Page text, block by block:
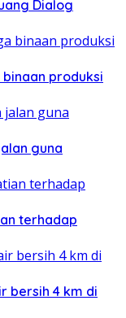
Dialog
produksi
guna
terhadap
bersih 4 km di